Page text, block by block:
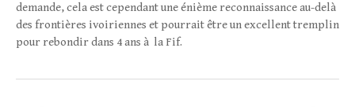
demande, cela est cependant une énième reconnaissance au-delà
des frontières ivoiriennes et pourrait être un excellent tremplin
pour rebondir dans 4 ans à la Fif.